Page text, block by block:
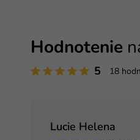
Hodnotenie
5 18
Lucie Helena